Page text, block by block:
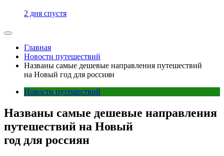
2 дня спустя
Главная
Новости путешествий
Названы самые дешевые направления путешествий
на Новый год для россиян
Новости путешествий
Названы самые дешевые направления
путешествий на Новый
год для россиян